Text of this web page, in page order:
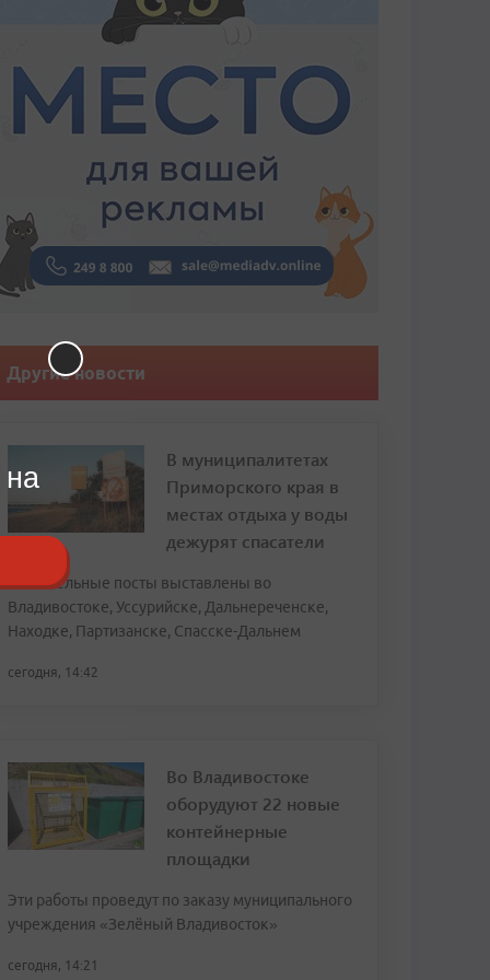
Другие новости
В муниципалитетах
Приморского края в
местах отдыха у воды
дежурят спасатели
Спасательные посты выставлены во
Владивостоке, Уссурийске, Дальнереченске,
Находке, Партизанске, Спасске-Дальнем
сегодня, 14:42
Во Владивостоке
оборудуют 22 новые
контейнерные
площадки
Эти работы проведут по заказу муниципального
учреждения «Зелёный Владивосток»
сегодня, 14:21